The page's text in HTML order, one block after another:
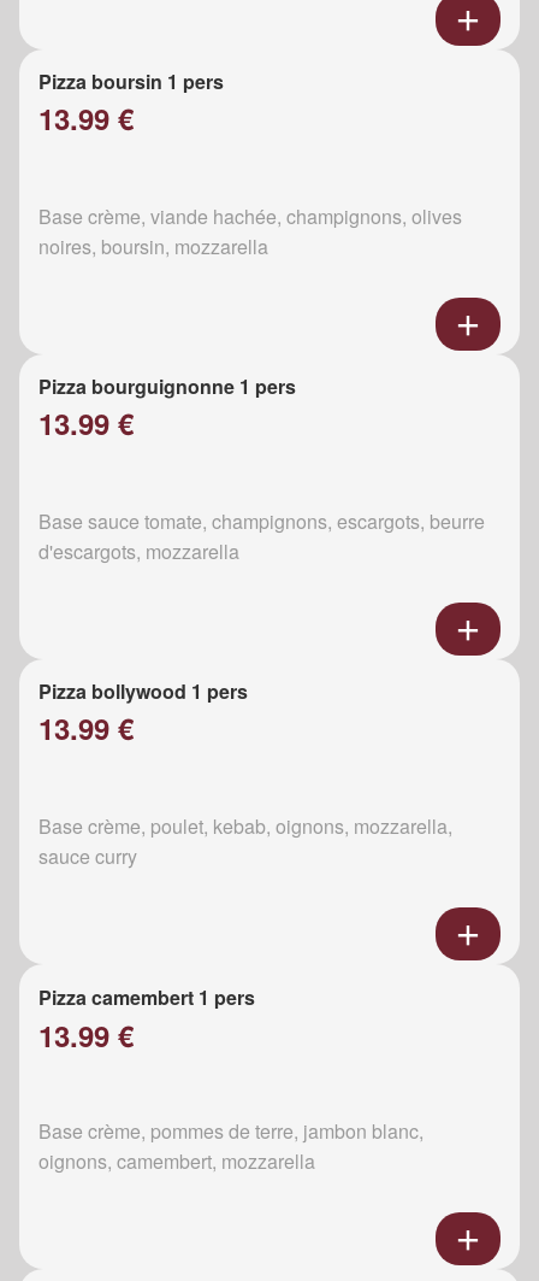
Pizza boursin 1 pers
13.99 €
Base crème, viande hachée, champignons, olives
noires, boursin, mozzarella
Pizza bourguignonne 1 pers
13.99 €
Base sauce tomate, champignons, escargots, beurre
d'escargots, mozzarella
Pizza bollywood 1 pers
13.99 €
Base crème, poulet, kebab, oignons, mozzarella,
sauce curry
Pizza camembert 1 pers
13.99 €
Base crème, pommes de terre, jambon blanc,
oignons, camembert, mozzarella